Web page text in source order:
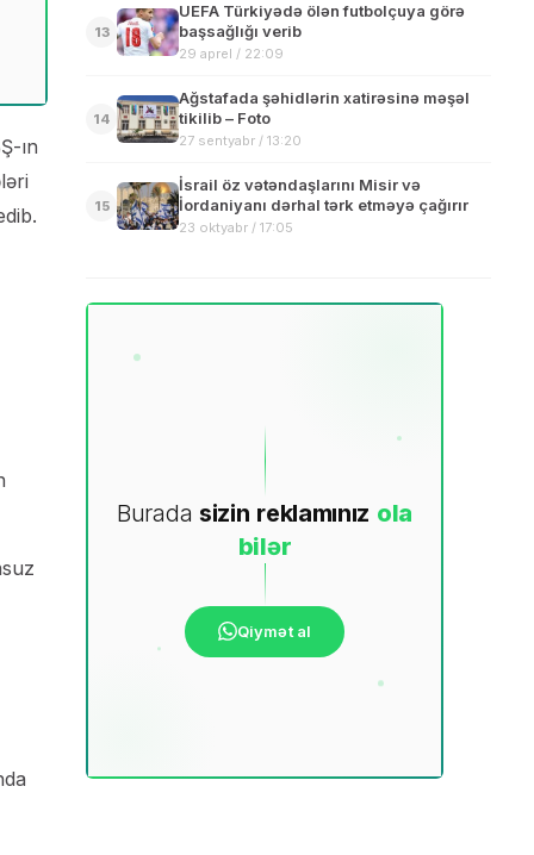
ın
13
UEFA Türkiyədə ölən futbolçuya görə
başsağlığı verib
29 aprel / 22:09
14
Ağstafada şəhidlərin xatirəsinə məşəl
tikilib – Foto
27 sentyabr / 13:20
15
İsrail öz vətəndaşlarını Misir və
İordaniyanı dərhal tərk etməyə çağırır
23 oktyabr / 17:05
Burada sizin reklamınız ola
bilər
Qiymət al